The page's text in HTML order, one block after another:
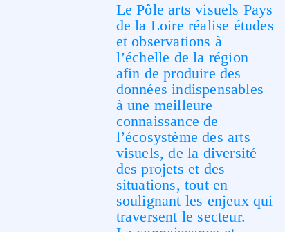
Le Pôle arts visuels Pays
de la Loire réalise études
et observations à
l’échelle de la région
afin de produire des
données indispensables
à une meilleure
connaissance de
l’écosystème des arts
visuels, de la diversité
des projets et des
situations, tout en
soulignant les enjeux qui
traversent le secteur.